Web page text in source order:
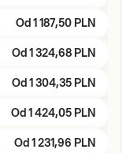
Od 1 187,50 PLN
Od 1 324,68 PLN
Od 1 304,35 PLN
Od 1 424,05 PLN
Od 1 231,96 PLN